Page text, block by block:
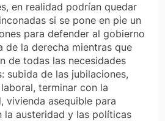
en realidad podrían quedar
si se pone en pie un
para defender al gobierno
de la derecha mientras que
de todas las necesidades
subida de las jubilaciones,
terminar con la
vivienda asequible para
la austeridad y las políticas